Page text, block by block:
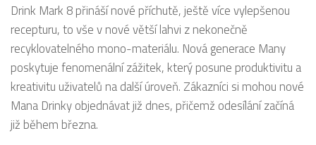
Drink Mark 8 přináší nové příchutě, ještě více vylepšenou
recepturu, to vše v nové větší lahvi z nekonečně
recyklovatelného mono-materiálu. Nová generace Many
poskytuje fenomenální zážitek, který posune produktivitu a
kreativitu uživatelů na další úroveň. Zákazníci si mohou nové
Mana Drinky objednávat již dnes, přičemž odesílání začíná
již během března.